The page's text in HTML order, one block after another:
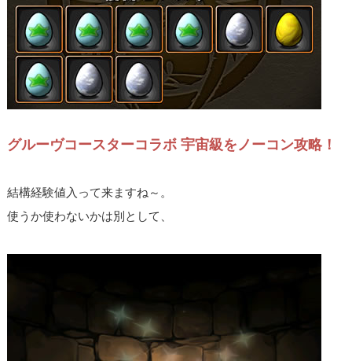
グルーヴコースターコラボ 宇宙級をノーコン攻略！
結構経験値入って来ますね～。
使うか使わないかは別として、